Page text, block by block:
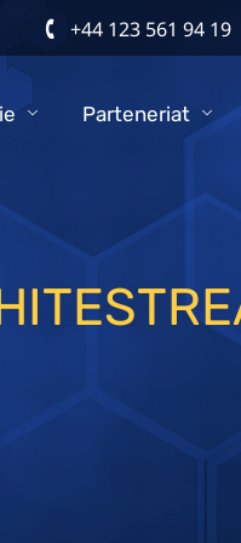
+44 123 561 94 19
Parteneriat